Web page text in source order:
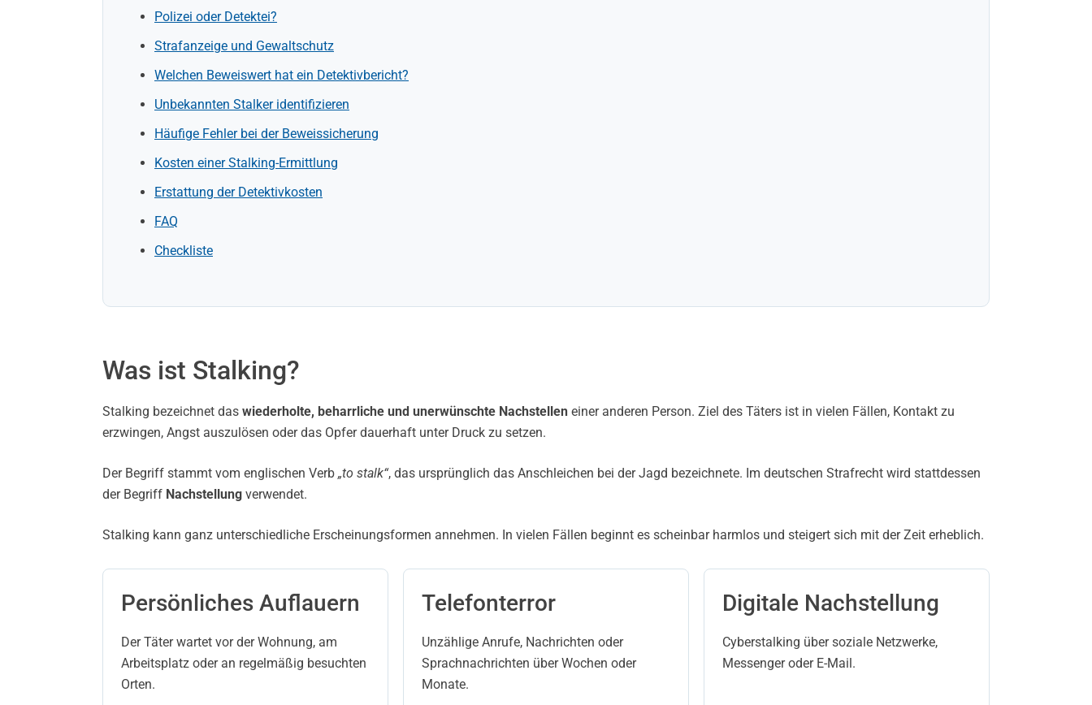
Polizei oder Detektei?
Strafanzeige und Gewaltschutz
Welchen Beweiswert hat ein Detektivbericht?
Unbekannten Stalker identifizieren
Häufige Fehler bei der Beweissicherung
Kosten einer Stalking-Ermittlung
Erstattung der Detektivkosten
FAQ
Checkliste
Was ist Stalking?
Stalking bezeichnet das wiederholte, beharrliche und unerwünschte Nachstellen einer anderen Person. Ziel des Täters ist in vielen Fällen, Kontakt zu
erzwingen, Angst auszulösen oder das Opfer dauerhaft unter Druck zu setzen.
Der Begriff stammt vom englischen Verb „to stalk“, das ursprünglich das Anschleichen bei der Jagd bezeichnete. Im deutschen Strafrecht wird stattdessen
der Begriff Nachstellung verwendet.
Stalking kann ganz unterschiedliche Erscheinungsformen annehmen. In vielen Fällen beginnt es scheinbar harmlos und steigert sich mit der Zeit erheblich.
Persönliches Auflauern
Der Täter wartet vor der Wohnung, am
Arbeitsplatz oder an regelmäßig besuchten
Orten.
Telefonterror
Unzählige Anrufe, Nachrichten oder
Sprachnachrichten über Wochen oder
Monate.
Digitale Nachstellung
Cyberstalking über soziale Netzwerke,
Messenger oder E-Mail.